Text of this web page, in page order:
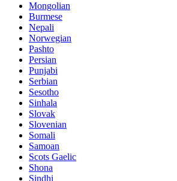
Mongolian
Burmese
Nepali
Norwegian
Pashto
Persian
Punjabi
Serbian
Sesotho
Sinhala
Slovak
Slovenian
Somali
Samoan
Scots Gaelic
Shona
Sindhi